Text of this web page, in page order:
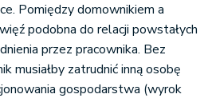
Pomiędzy domownikiem a
podobna do relacji powstałych
przez pracownika. Bez
musiałby zatrudnić inną osobę
gospodarstwa (wyrok